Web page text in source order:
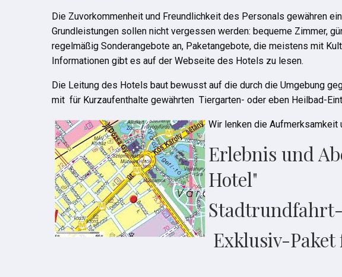
Die Zuvorkommenheit und Freundlichkeit des Personals gewähren
Grundleistungen sollen nicht vergessen werden: bequeme Zimmer,
regelmäßig Sonderangebote an, Paketangebote, die meistens mit
Informationen gibt es auf der Webseite des Hotels zu lesen.
Die Leitung des Hotels baut bewusst auf die durch die Umgebung
mit für Kurzaufenthalte gewährten Tiergarten- oder eben Heilbad-
Wir lenken die
Erlebnis und
Hotel"
Exklusiv-